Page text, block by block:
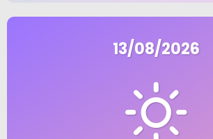
13/08/2026